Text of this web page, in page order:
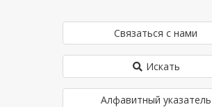
Связаться с нами
Искать
Алфавитный указатель